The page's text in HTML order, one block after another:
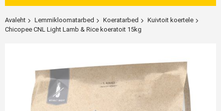
Avaleht Lemmikloomatarbed Koeratarbed
Kuivtoit koertele
Chicopee CNL Light Lamb & Rice koeratoit 15kg